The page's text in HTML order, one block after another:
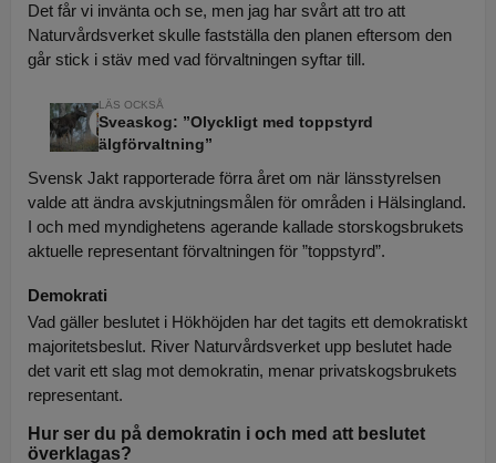
Det får vi invänta och se, men jag har svårt att tro att
Naturvårdsverket skulle fastställa den planen eftersom den
går stick i stäv med vad förvaltningen syftar till.
Sveaskog: ”Olyckligt med toppstyrd
älgförvaltning”
Svensk Jakt rapporterade förra året om när länsstyrelsen
valde att ändra avskjutningsmålen för områden i Hälsingland.
I och med myndighetens agerande kallade storskogsbrukets
aktuelle representant förvaltningen för ”toppstyrd”.
Demokrati
Vad gäller beslutet i Hökhöjden har det tagits ett demokratiskt
majoritetsbeslut. River Naturvårdsverket upp beslutet hade
det varit ett slag mot demokratin, menar privatskogsbrukets
representant.
Hur ser du på demokratin i och med att beslutet
överklagas?